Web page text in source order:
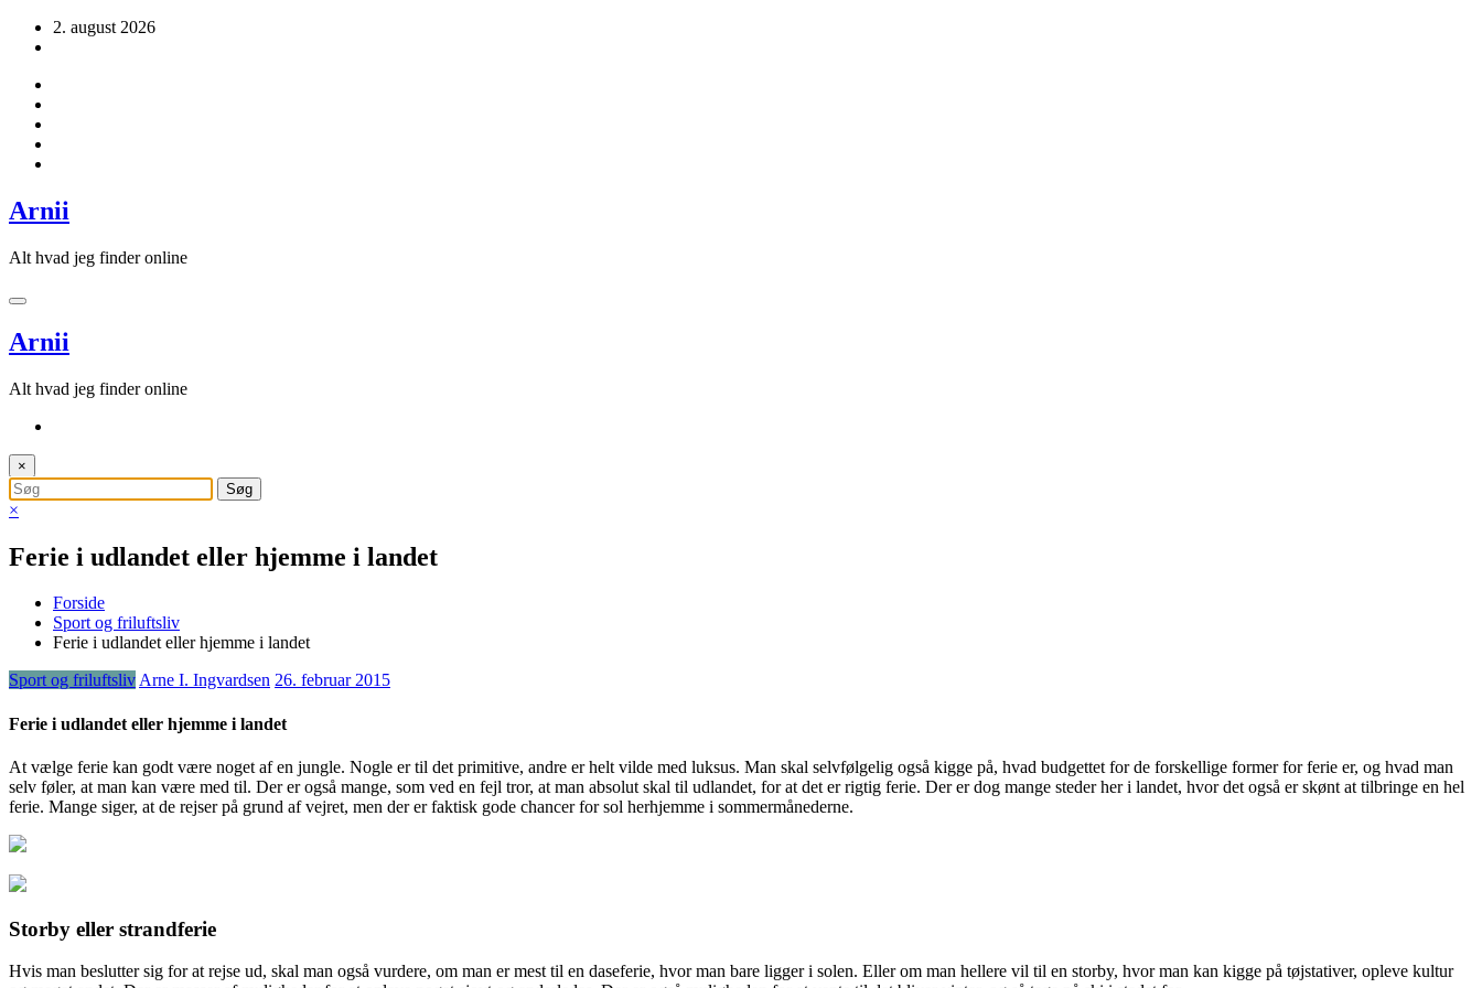
Videre 2. august 2026
Arnii
Alt hvad jeg finder online
Arnii
Alt hvad jeg finder online
×
×
Ferie i udlandet eller hjemme i landet
Forside
Sport og friluftsliv
Ferie i udlandet eller hjemme i landet
Sport og friluftslivArne I. Ingvardsen 26. februar 2015
Ferie i udlandet eller hjemme i landet
At vælge ferie kan godt være noget af en jungle. Nogle er til det primitive, andre er helt vilde med luksus. Man skal selvfølgelig også kigge på, hvad budgettet for de forskellige former for ferie er, og hvad man
selv føler, at man kan være med til. Der er også mange, som ved en fejl tror, at man absolut skal til udlandet, for at det er rigtig ferie. Der er dog mange steder her i landet, hvor det også er skønt at tilbringe en hel
ferie. Mange siger, at de rejser på grund af vejret, men der er faktisk gode chancer for sol herhjemme i sommermånederne.
Storby eller strandferie
Hvis man beslutter sig for at rejse ud, skal man også vurdere, om man er mest til en daseferie, hvor man bare ligger i solen. Eller om man hellere vil til en storby, hvor man kan kigge på tøjstativer, opleve kultur